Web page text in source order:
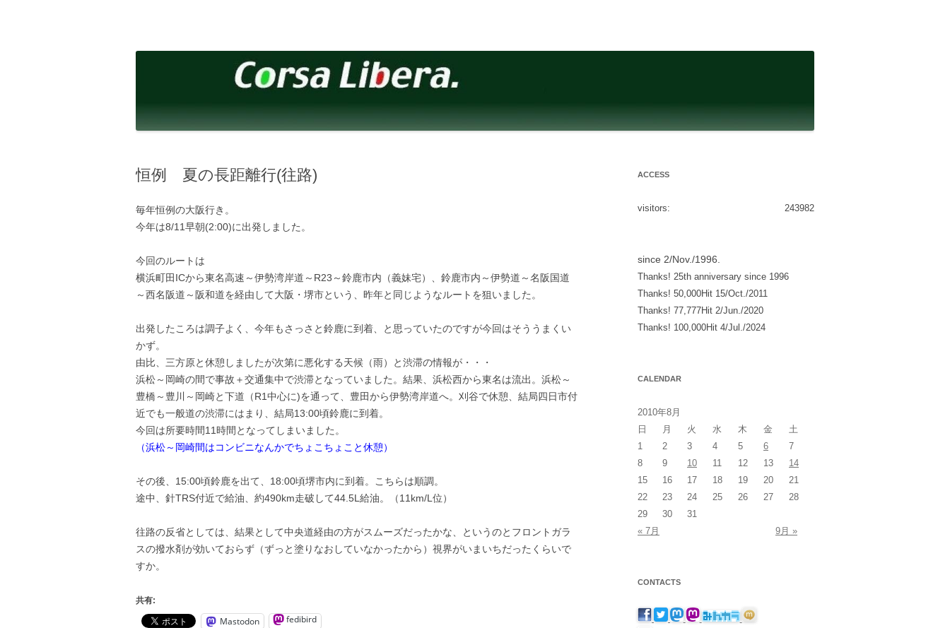
へ
恒例 夏の長距離行(往路)
毎年恒例の大阪行き。
今年は8/11早朝(2:00)に出発しました。
今回のルートは
横浜町田ICから東名高速～伊勢湾岸道～R23～鈴鹿市内（義妹宅）、鈴鹿市内～伊勢道～名阪国道
～西名阪道～阪和道を経由して大阪・堺市という、昨年と同じようなルートを狙いました。
出発したころは調子よく、今年もさっさと鈴鹿に到着、と思っていたのですが今回はそううまくい
かず。
由比、三方原と休憩しましたが次第に悪化する天候（雨）と渋滞の情報が・・・
浜松～岡崎の間で事故＋交通集中で渋滞となっていました。結果、浜松西から東名は流出。浜松～
豊橋～豊川～岡崎と下道（R1中心に)を通って、豊田から伊勢湾岸道へ。刈谷で休憩、結局四日市付
近でも一般道の渋滞にはまり、結局13:00頃鈴鹿に到着。
今回は所要時間11時間となってしまいました。
（浜松～岡崎間はコンビニなんかでちょこちょこと休憩）
その後、15:00頃鈴鹿を出て、18:00頃堺市内に到着。こちらは順調。
途中、針TRS付近で給油、約490km走破して44.5L給油。（11km/L位）
往路の反省としては、結果として中央道経由の方がスムーズだったかな、というのとフロントガラ
スの撥水剤が効いておらず（ずっと塗りなおしていなかったから）視界がいまいちだったくらいで
すか。
共有:
Mastodon fedibird
ACCESS
243982
visitors:
since 2/Nov./1996.
Thanks! 25th anniversary since 1996
Thanks! 50,000Hit 15/Oct./2011
Thanks! 77,777Hit 2/Jun./2020
Thanks! 100,000Hit 4/Jul./2024
CALENDAR
2010年8月
日
月 火 水 木 金
土
1
2 3 4 5 6
7
8
9 10 11 12 13
14
15
16 17 18 19 20
21
22
23 24 25 26 27
28
29
30
31
« 7月
9月 »
CONTACTS